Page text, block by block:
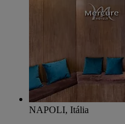
NAPOLI, Itália